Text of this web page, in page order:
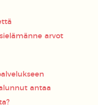
arvot
antaa